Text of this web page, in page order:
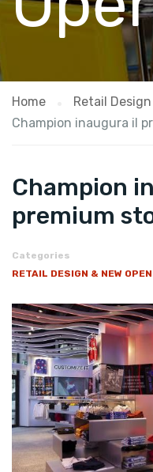
Home
Retail
Champion inaugura il
Champion
premium
Categories
RETAIL DESIGN & NEW